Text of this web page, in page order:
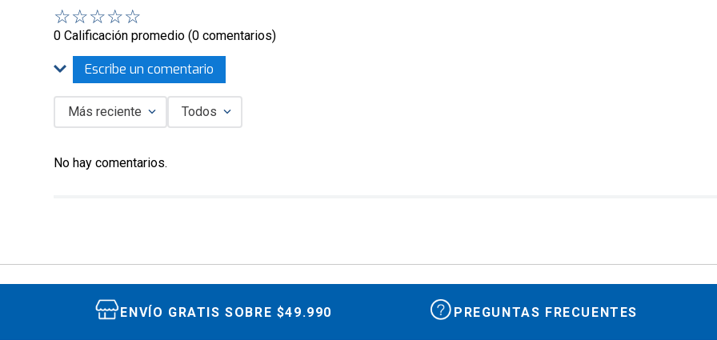
☆☆☆☆☆
0 Calificación promedio (0 comentarios)
Escribe un comentario
Título
★★★★★
Tu nombre
Más reciente Todos
No hay comentarios.
ENVÍO GRATIS SOBRE $49.990 PREGUNTAS FRECUENTES